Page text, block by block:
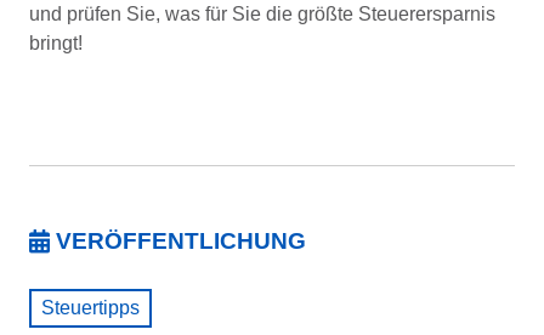
und prüfen Sie, was für Sie die größte Steuerersparnis
bringt!
VERÖFFENTLICHUNG
Steuertipps